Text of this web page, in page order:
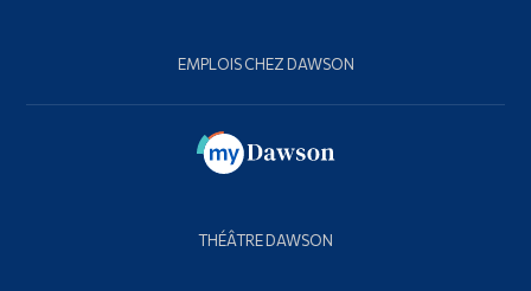
EMPLOIS CHEZ DAWSON
THÉÂTRE DAWSON